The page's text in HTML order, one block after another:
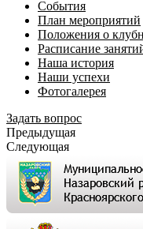
События
План мероприятий
Положения о
Расписание
Наша история
Наши успехи
Фотогалерея
Задать вопрос
Предыдущая
Следующая